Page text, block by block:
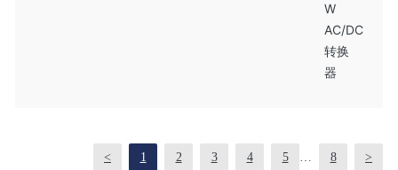
W
AC/DC
转换
器
< 1 2 3 4 5 … 8 >